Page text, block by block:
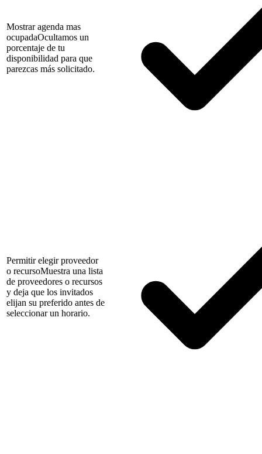
Mostrar agenda mas
ocupadaOcultamos un
porcentaje de tu
disponibilidad para que
parezcas más solicitado.
Permitir elegir proveedor
o recursoMuestra una lista
de proveedores o recursos
y deja que los invitados
elijan su preferido antes de
seleccionar un horario.